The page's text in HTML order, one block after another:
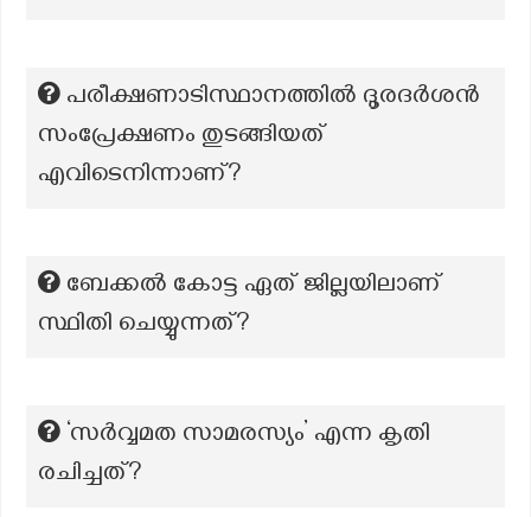
പരീക്ഷണാടിസ്ഥാനത്തിൽ ദൂരദർശൻ
സംപ്രേക്ഷണം തുടങ്ങിയത്
എവിടെനിന്നാണ്?
ബേക്കല്‍ കോട്ട ഏത് ജില്ലയിലാണ്
സ്ഥിതി ചെയ്യുന്നത്?
‘സർവ്വമത സാമരസ്യം’ എന്ന കൃതി
രചിച്ചത്?